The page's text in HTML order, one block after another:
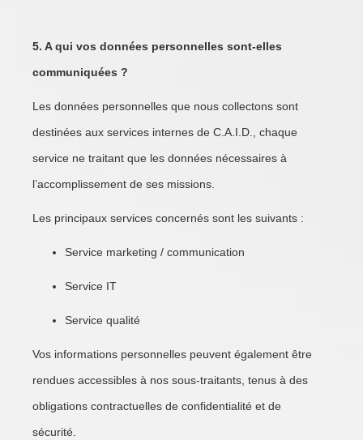
5. A qui vos données personnelles sont-elles
communiquées ?
Les données personnelles que nous collectons sont
destinées aux services internes de C.A.I.D., chaque
service ne traitant que les données nécessaires à
l’accomplissement de ses missions.
Les principaux services concernés sont les suivants :
Service marketing / communication
Service IT
Service qualité
Vos informations personnelles peuvent également être
rendues accessibles à nos sous-traitants, tenus à des
obligations contractuelles de confidentialité et de
sécurité.